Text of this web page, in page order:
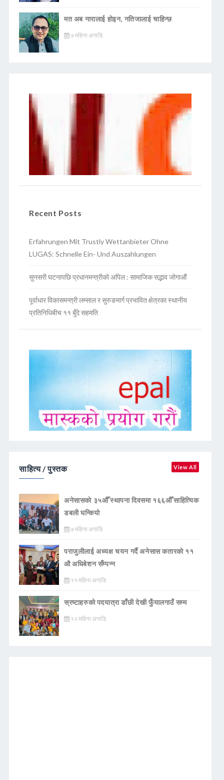
मत अब नारालाई होइन, नतिजालाई चाहिन्छ
७ महिना अगाडि
Recent Posts
Erfahrungen Mit Trustly Wettanbieter Ohne
LUGAS: Schnelle Ein- Und Auszahlungen
सुनसरी घटनापछि प्रधानमन्त्रीको अपिल : सामाजिक सद्भाव जोगाऔं
पूर्वाधार विकासमन्त्री लम्साल र सुरुङमार्ग प्रभावित क्षेत्रका स्थानीय
प्रतिनिधिबीच ११ बुँदे सहमति
साहित्य / पुस्तक View All
अनेसासको ३५औँ स्थापना दिवसमा १६६औँ साहित्यिक
डबली घन्कियाे
७ महिना अगाडि
पराजुलीलाई अध्यक्ष चयन गर्दै अनेसास कतारको ११
औ अधिबेशन सँम्पन्न
११ महिना अगाडि
स्रष्टाहरुको पदयात्रा डाँछी देखी फुँयालगाउँ सम्म
१२ महिना अगाडि